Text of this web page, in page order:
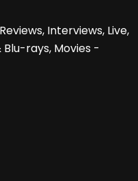
Interviews, Live,
Blu-rays, Movies -